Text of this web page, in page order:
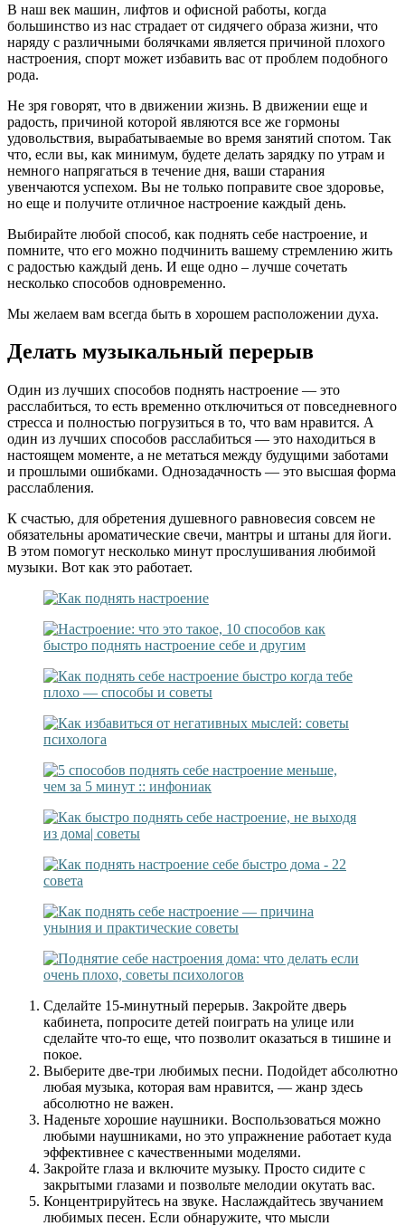
В наш век машин, лифтов и офисной работы, когда
большинство из нас страдает от сидячего образа жизни, что
наряду с различными болячками является причиной плохого
настроения, спорт может избавить вас от проблем подобного
рода.
Не зря говорят, что в движении жизнь. В движении еще и
радость, причиной которой являются все же гормоны
удовольствия, вырабатываемые во время занятий спотом. Так
что, если вы, как минимум, будете делать зарядку по утрам и
немного напрягаться в течение дня, ваши старания
увенчаются успехом. Вы не только поправите свое здоровье,
но еще и получите отличное настроение каждый день.
Выбирайте любой способ, как поднять себе настроение, и
помните, что его можно подчинить вашему стремлению жить
с радостью каждый день. И еще одно – лучше сочетать
несколько способов одновременно.
Мы желаем вам всегда быть в хорошем расположении духа.
Делать музыкальный перерыв
Один из лучших способов поднять настроение — это
расслабиться, то есть временно отключиться от повседневного
стресса и полностью погрузиться в то, что вам нравится. А
один из лучших способов расслабиться — это находиться в
настоящем моменте, а не метаться между будущими заботами
и прошлыми ошибками. Однозадачность — это высшая форма
расслабления.
К счастью, для обретения душевного равновесия совсем не
обязательны ароматические свечи, мантры и штаны для йоги.
В этом помогут несколько минут прослушивания любимой
музыки. Вот как это работает.
Сделайте 15-минутный перерыв. Закройте дверь
кабинета, попросите детей поиграть на улице или
сделайте что-то еще, что позволит оказаться в тишине и
покое.
Выберите две-три любимых песни. Подойдет абсолютно
любая музыка, которая вам нравится, — жанр здесь
абсолютно не важен.
Наденьте хорошие наушники. Воспользоваться можно
любыми наушниками, но это упражнение работает куда
эффективнее с качественными моделями.
Закройте глаза и включите музыку. Просто сидите с
закрытыми глазами и позвольте мелодии окутать вас.
Концентрируйтесь на звуке. Наслаждайтесь звучанием
любимых песен. Если обнаружите, что мысли